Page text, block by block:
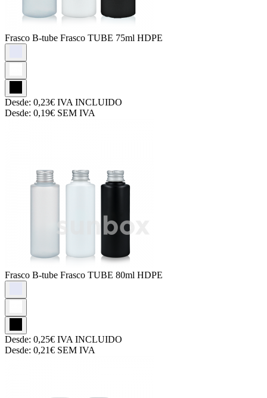
Frasco B-tube Frasco TUBE 75ml HDPE
Desde: 0,23€ IVA INCLUIDO
Desde: 0,19€ SEM IVA
Frasco B-tube Frasco TUBE 80ml HDPE
Desde: 0,25€ IVA INCLUIDO
Desde: 0,21€ SEM IVA